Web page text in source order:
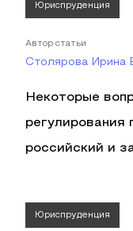
Юриспруденция
Автор статьи
Столярова Ирина
Некоторые
регулирования
российский и
Юриспруденция